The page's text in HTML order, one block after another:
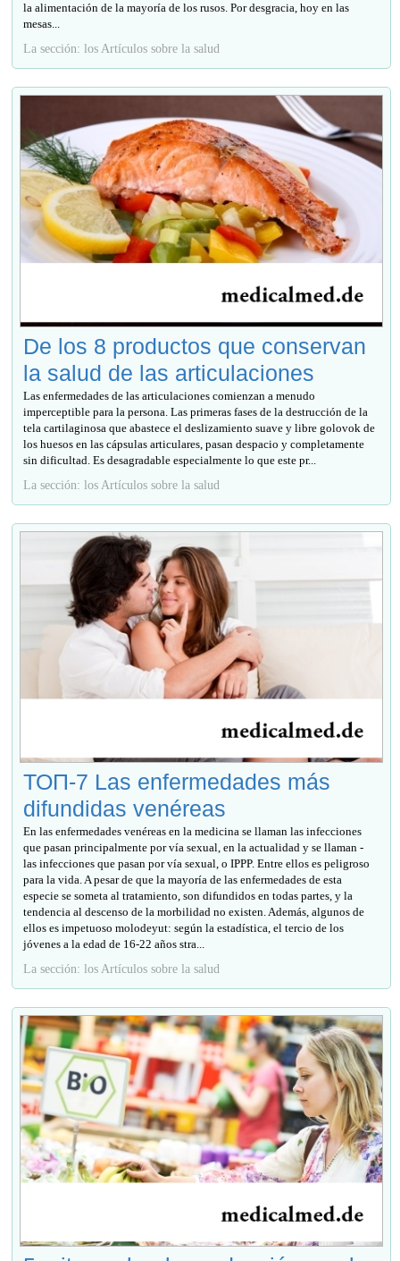
la alimentación de la mayoría de los rusos. Por desgracia, hoy en las
mesas...
La sección: los Artículos sobre la salud
De los 8 productos que conservan
la salud de las articulaciones
Las enfermedades de las articulaciones comienzan a menudo
imperceptible para la persona. Las primeras fases de la destrucción de la
tela cartilaginosa que abastece el deslizamiento suave y libre golovok de
los huesos en las cápsulas articulares, pasan despacio y completamente
sin dificultad. Es desagradable especialmente lo que este pr...
La sección: los Artículos sobre la salud
ТОП-7 Las enfermedades más
difundidas venéreas
En las enfermedades venéreas en la medicina se llaman las infecciones
que pasan principalmente por vía sexual, en la actualidad y se llaman -
las infecciones que pasan por vía sexual, o IPPP. Entre ellos es peligroso
para la vida. A pesar de que la mayoría de las enfermedades de esta
especie se someta al tratamiento, son difundidos en todas partes, y la
tendencia al descenso de la morbilidad no existen. Además, algunos de
ellos es impetuoso molodeyut: según la estadística, el tercio de los
jóvenes a la edad de 16-22 años stra...
La sección: los Artículos sobre la salud